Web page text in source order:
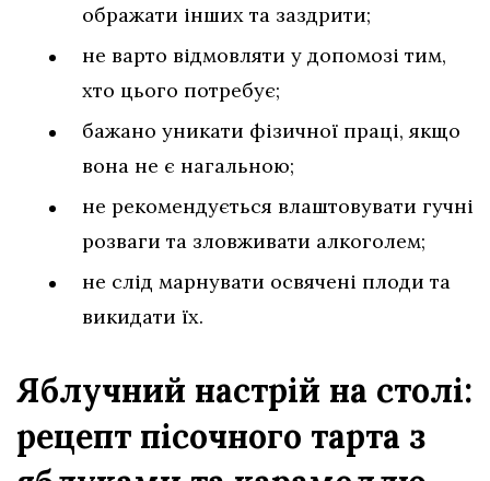
ображати інших та заздрити;
не варто відмовляти у допомозі тим,
хто цього потребує;
бажано уникати фізичної праці, якщо
вона не є нагальною;
не рекомендується влаштовувати гучні
розваги та зловживати алкоголем;
не слід марнувати освячені плоди та
викидати їх.
Яблучний настрій на столі:
рецепт пісочного тарта з